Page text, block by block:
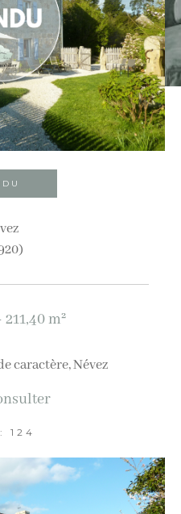
m²
caractère, Névez
124
CRITÈRES
PAR